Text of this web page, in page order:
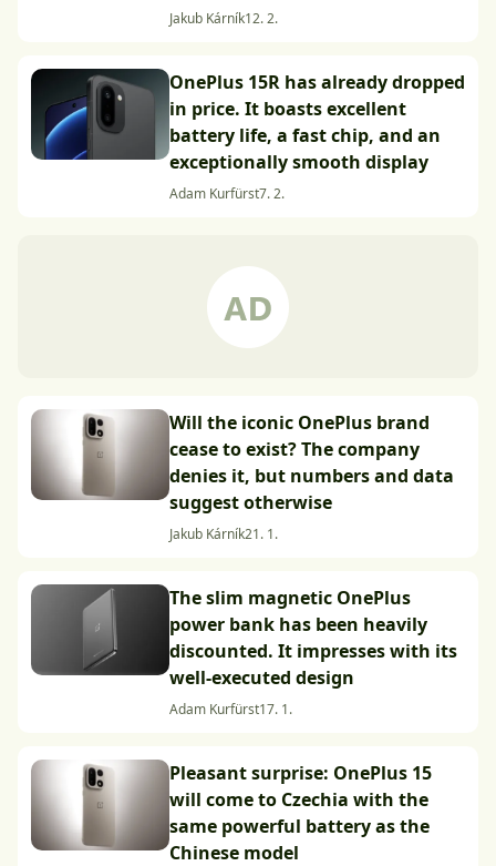
Jakub Kárník12. 2.
OnePlus 15R has already dropped
in price. It boasts excellent
battery life, a fast chip, and an
exceptionally smooth display
Adam Kurfürst7. 2.
Will the iconic OnePlus brand
cease to exist? The company
denies it, but numbers and data
suggest otherwise
Jakub Kárník21. 1.
The slim magnetic OnePlus
power bank has been heavily
discounted. It impresses with its
well-executed design
Adam Kurfürst17. 1.
Pleasant surprise: OnePlus 15
will come to Czechia with the
same powerful battery as the
Chinese model